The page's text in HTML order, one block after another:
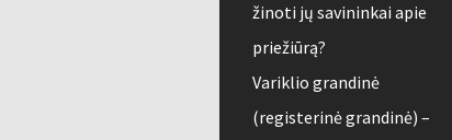
žinoti jų savininkai apie
priežiūrą?
Variklio grandinė
(registerinė grandinė) –